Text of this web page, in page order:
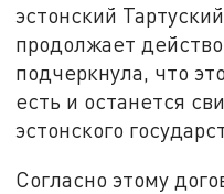
эстонский
продолжает
подчеркнула, что
есть и останется
эстонского
Согласно этому